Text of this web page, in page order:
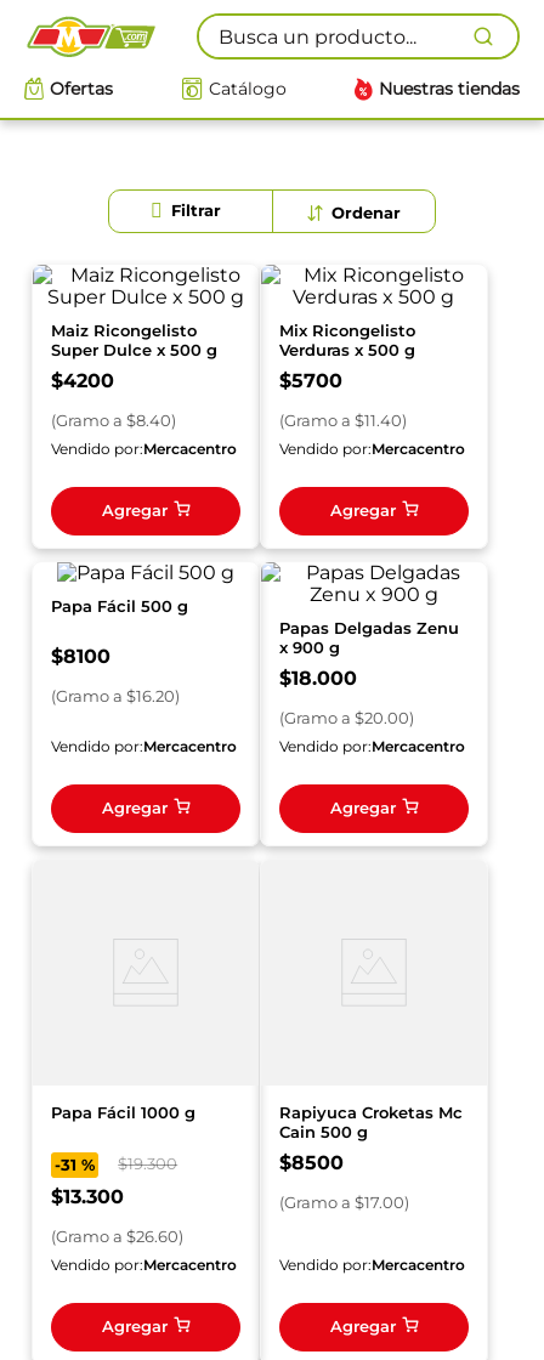
Busca un producto...
Ofertas Catálogo Nuestras tiendas
Maiz Ricongelisto
Super Dulce x 500 g
$4200
(Gramoa $8.40)
Vendido por:Mercacentro
Agregar
Mix Ricongelisto
Verduras x 500 g
$5700
(Gramoa $11.40)
Vendido por:Mercacentro
Agregar
Papa Fácil 500 g
$8100
(Gramoa $16.20)
Vendido por:Mercacentro
Agregar
Papas Delgadas Zenu
x 900 g
$18.000
(Gramoa $20.00)
Vendido por:Mercacentro
Agregar
Papa Fácil 1000 g
-31 % $19.300
$13.300
(Gramoa $26.60)
Vendido por:Mercacentro
Agregar
Rapiyuca Croketas Mc
Cain 500 g
$8500
(Gramoa $17.00)
Vendido por:Mercacentro
Agregar